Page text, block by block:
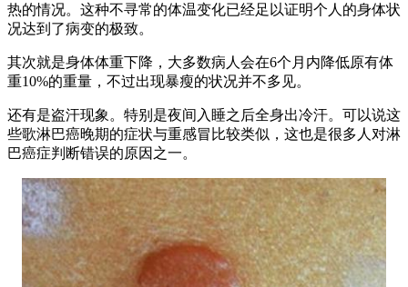
热的情况。这种不寻常的体温变化已经足以证明个人的身体状
况达到了病变的极致。
其次就是身体体重下降，大多数病人会在6个月内降低原有体
重10%的重量，不过出现暴瘦的状况并不多见。
还有是盗汗现象。特别是夜间入睡之后全身出冷汗。可以说这
些歌淋巴癌晚期的症状与重感冒比较类似，这也是很多人对淋
巴癌症判断错误的原因之一。